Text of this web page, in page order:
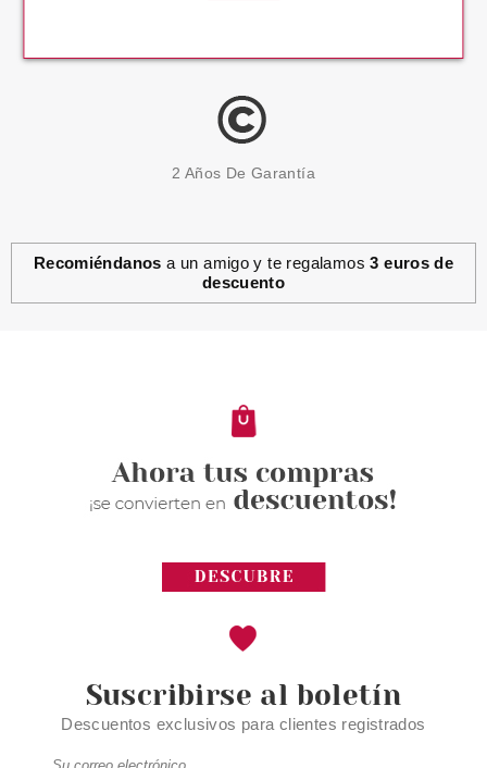
2 Años De Garantía
Recomiéndanos a un amigo y te regalamos3 euros de
descuento
Suscribirse al boletín
Descuentos exclusivos para clientes registrados